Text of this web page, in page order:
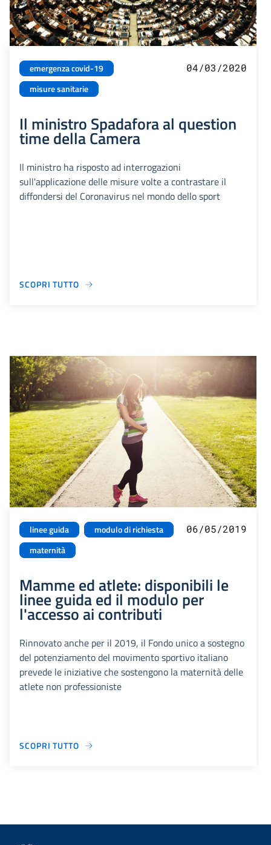
emergenza covid-19
misure sanitarie
04/03/2020
Il ministro Spadafora al question
time della Camera
Il ministro ha risposto ad interrogazioni
sull'applicazione delle misure volte a contrastare il
diffondersi del Coronavirus nel mondo dello sport
SCOPRI TUTTO
linee guida
modulo di richiesta
maternità
06/05/2019
Mamme ed atlete: disponibili le
linee guida ed il modulo per
l'accesso ai contributi
Rinnovato anche per il 2019, il Fondo unico a sostegno
del potenziamento del movimento sportivo italiano
prevede le iniziative che sostengono la maternità delle
atlete non professioniste
SCOPRI TUTTO